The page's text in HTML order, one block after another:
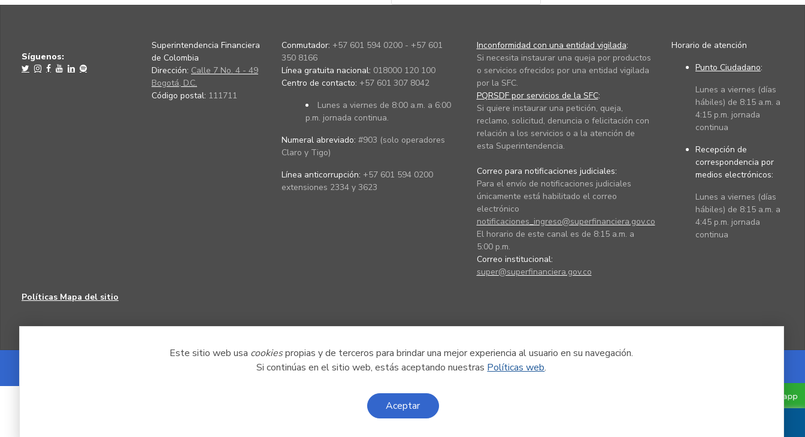
Este sitio web usa cookiespropias y de terceros para brindar una mejor experiencia al usuario en su navegación.
Si continúas en el sitio web, estás aceptando nuestras Políticas web.
Aceptar
Síguenos:
Superintendencia Financiera
de Colombia
Dirección: Calle 7 No. 4 - 49
Bogotá, D.C.
Código postal: 111711
Conmutador: +57 601 594 0200 - +57 601
350 8166
Línea gratuita nacional: 018000 120 100
Centro de contacto: +57 601 307 8042
Lunes a viernes de 8:00 a.m. a 6:00
p.m. jornada continua.
Numeral abreviado: #903 (solo operadores
Claro y Tigo)
Línea anticorrupción: +57 601 594 0200
extensiones 2334 y 3623
Inconformidad con una entidad vigilada:
Si necesita instaurar una queja por productos
o servicios ofrecidos por una entidad vigilada
por la SFC.
PQRSDF por servicios de la SFC:
Si quiere instaurar una petición, queja,
reclamo, solicitud, denuncia o felicitación con
relación a los servicios o a la atención de
esta Superintendencia.
Correo para notificaciones judiciales:
Para el envío de notificaciones judiciales
únicamente está habilitado el correo
electrónico
notificaciones_ingreso@superfinanciera.gov.co
El horario de este canal es de 8:15 a.m. a
5:00 p.m.
Correo institucional:
super@superfinanciera.gov.co
Horario de atención
Punto Ciudadano:
Lunes a viernes (días
hábiles) de 8:15 a.m. a
4:15 p.m. jornada
continua
Recepción de
correspondencia por
medios electrónicos:
Lunes a viernes (días
hábiles) de 8:15 a.m. a
4:45 p.m. jornada
continua
Políticas Mapa del sitio
Powered by Nexura